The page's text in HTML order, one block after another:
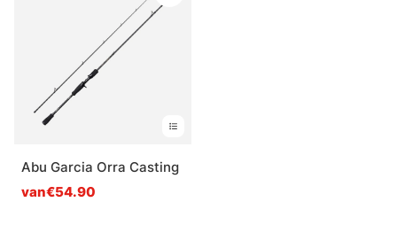
Abu Garcia Orra Casting
van€54.90